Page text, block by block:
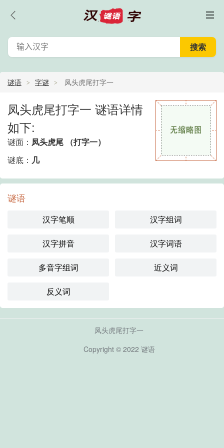
谜语 字谜 凤头虎尾打字一
凤头虎尾打字一 谜语详情
如下:
谜面： 凤头虎尾 （打字一）
谜底： 几
谜语
汉字笔顺 汉字组词
汉字拼音 汉字词语
多音字组词 近义词
反义词
凤头虎尾打字一
Copyright © 2022 谜语